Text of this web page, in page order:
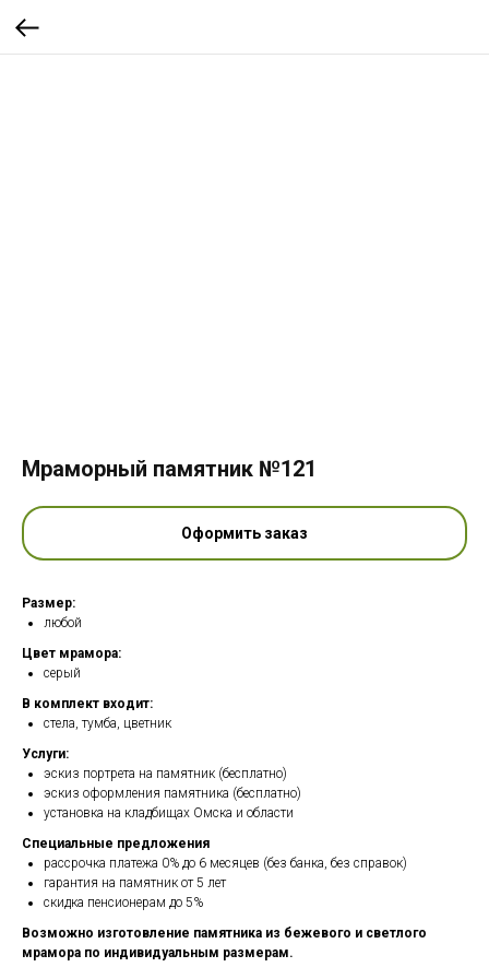
Мраморный памятник №121
Оформить заказ
Размер:
любой
Цвет мрамора:
серый
В комплект входит:
стела, тумба, цветник
Услуги:
эскиз портрета на памятник (бесплатно)
эскиз оформления памятника (бесплатно)
установка на кладбищах Омска и области
Специальные предложения
рассрочка платежа 0% до 6 месяцев (без банка, без справок)
гарантия на памятник от 5 лет
скидка пенсионерам до 5%
Возможно изготовление памятника из бежевого и светлого
мрамора по индивидуальным размерам.